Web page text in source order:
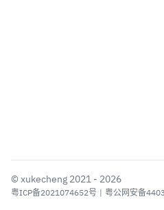
© xukecheng 2021 - 2026
粤ICP备2021074652号 粤公网安备